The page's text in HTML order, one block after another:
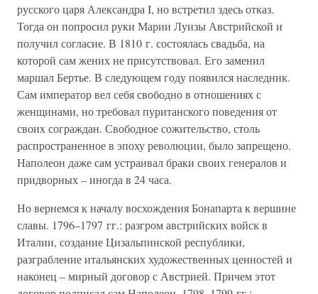
русского царя Александра I, но встретил здесь отказ.
Тогда он попросил руки Марии Луизы Австрийской и
получил согласие. В 1810 г. состоялась свадьба, на
которой сам жених не присутствовал. Его заменил
маршал Бертье. В следующем году появился наследник.
Сам император вел себя свободно в отношениях с
женщинами, но требовал пуританского поведения от
своих сограждан. Свободное сожительство, столь
распространенное в эпоху революции, было запрещено.
Наполеон даже сам устраивал браки своих генералов и
придворных – иногда в 24 часа.
Но вернемся к началу восхождения Бонапарта к вершине
славы. 1796–1797 гг.: разгром австрийских войск в
Италии, создание Цизальпинской республики,
разграбление итальянских художественных ценностей и
наконец – мирный договор с Австрией. Причем этот